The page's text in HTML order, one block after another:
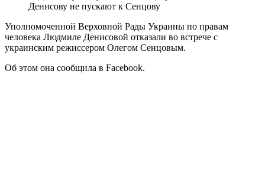
Денисову не пускают к Сенцову
Уполномоченной Верховной Рады Украины по правам
человека Людмиле Денисовой отказали во встрече с
украинским режиссером Олегом Сенцовым.
Об этом она сообщила в Facebook.